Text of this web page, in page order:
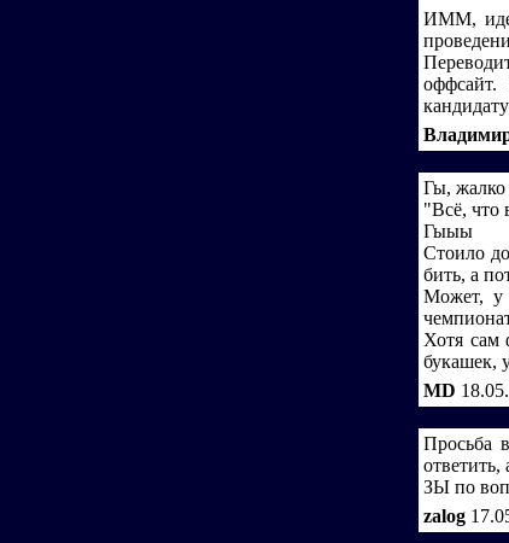
ИММ,
Гы, жалко
"Всё, что
Гыыы
Стоило
бить, а
Может, у
Хотя сам
букашек,
MD
Просьба
ответить,
ЗЫ по
zalog